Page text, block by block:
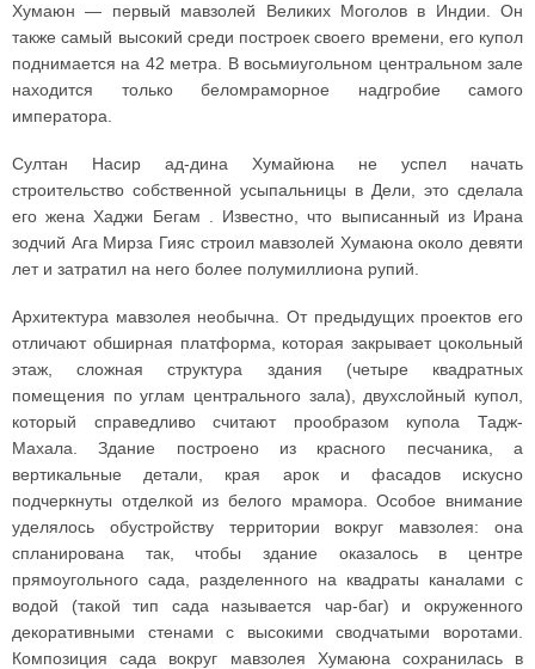
Хумаюн — первый мавзолей Великих Моголов в Индии. Он
также самый высокий среди построек своего времени, его купол
поднимается на 42 метра. В восьмиугольном центральном зале
находится только беломраморное надгробие самого
императора.
Султан Насир ад-дина Хумайюна не успел начать
строительство собственной усыпальницы в Дели, это сделала
его жена Хаджи Бегам . Известно, что выписанный из Ирана
зодчий Ага Мирза Гияс строил мавзолей Хумаюна около девяти
лет и затратил на него более полумиллиона рупий.
Архитектура мавзолея необычна. От предыдущих проектов его
отличают обширная платформа, которая закрывает цокольный
этаж, сложная структура здания (четыре квадратных
помещения по углам центрального зала), двухслойный купол,
который справедливо считают прообразом купола Тадж-
Махала. Здание построено из красного песчаника, а
вертикальные детали, края арок и фасадов искусно
подчеркнуты отделкой из белого мрамора. Особое внимание
уделялось обустройству территории вокруг мавзолея: она
спланирована так, чтобы здание оказалось в центре
прямоугольного сада, разделенного на квадраты каналами с
водой (такой тип сада называется чар-баг) и окруженного
декоративными стенами с высокими сводчатыми воротами.
Композиция сада вокруг мавзолея Хумаюна сохранилась в